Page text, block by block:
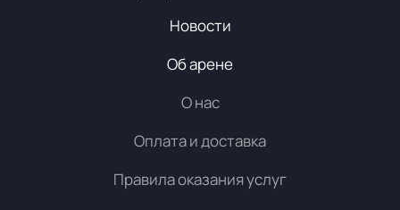
Новости
Об арене
О нас
Оплата и доставка
Правила оказания услуг